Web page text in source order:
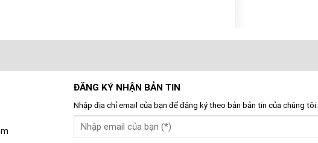
ĐĂNG KÝ NHẬN BẢN TIN
Nhập địa chỉ email của bạn để đăng ký theo bản bản tin của chúng tôi: